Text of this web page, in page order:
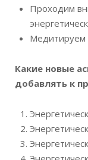
Проходим
Медитируем
Какие новые
добавлять к